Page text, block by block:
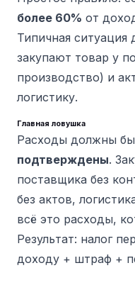
более 60% от
Типичная ситуация
закупают товар у
производство) и
логистику.
Главная ловушка
Расходы должны
подтверждены.
поставщика без
без актов,
всё это расходы,
Результат: налог
доходу + штраф +